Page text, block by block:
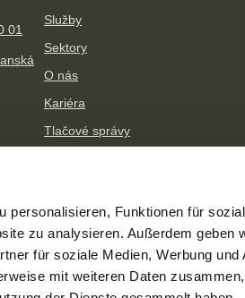
personalisieren, Funktionen für
zu analysieren. Außerdem geben
für soziale Medien, Werbung und
mit weiteren Daten
01
Služby
Sektory
O nás
Kariéra
Tlačové správy